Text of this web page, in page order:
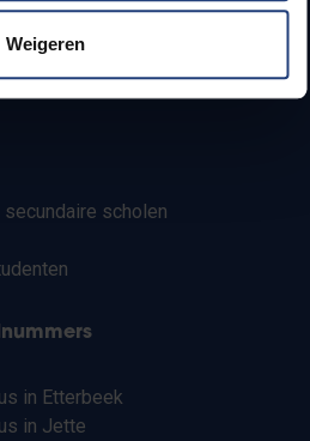
Weigeren
secundaire scholen
in Etterbeek
in Jette